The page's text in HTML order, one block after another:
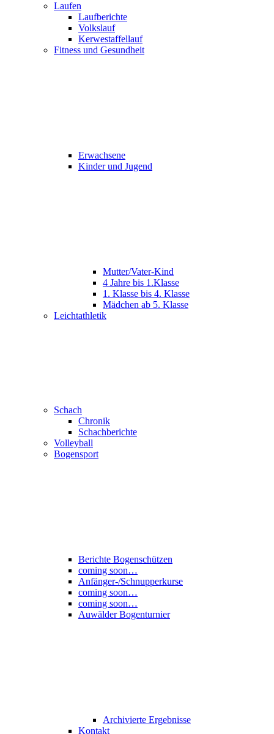
Laufen
Laufberichte
Volkslauf
Kerwestaffellauf
Fitness und Gesundheit
Erwachsene
Kinder und Jugend
Mutter/Vater-Kind
4 Jahre bis 1.Klasse
1. Klasse bis 4. Klasse
Mädchen ab 5. Klasse
Leichtathletik
Schach
Chronik
Schachberichte
Volleyball
Bogensport
Berichte Bogenschützen
coming soon…
Anfänger-/Schnupperkurse
coming soon…
coming soon…
Auwälder Bogenturnier
Archivierte Ergebnisse
Kontakt